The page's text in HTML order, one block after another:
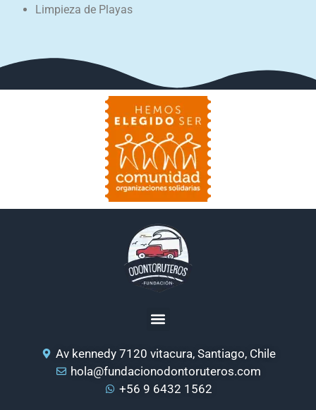
Limpieza de Playas
Av kennedy 7120 vitacura, Santiago, Chile
hola@fundacionodontoruteros.com
+56 9 6432 1562